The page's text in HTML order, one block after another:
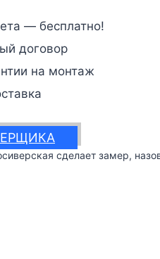
— бесплатно!
договор
на монтаж
сделает замер,